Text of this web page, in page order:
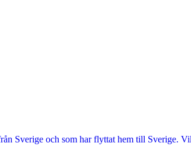
Sverige och som har flyttat hem till Sverige.